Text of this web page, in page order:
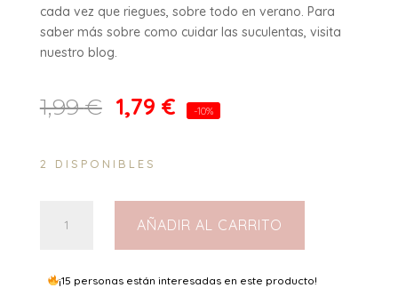
cada vez que riegues, sobre todo en verano. Para
saber más sobre como cuidar las suculentas, visita
nuestro blog.
1,99€ 1,79 € -10%
2 DISPONIBLES
Arachnoides
cantidad
AÑADIR AL CARRITO
¡15 personas están interesadas en este producto!